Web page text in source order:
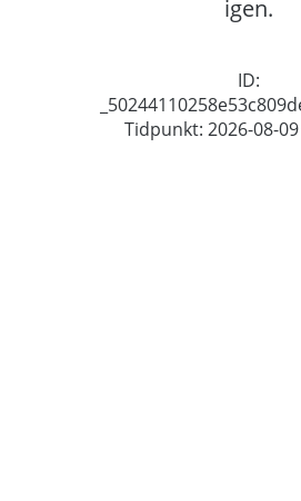
igen.
ID:
Tidpunkt: 2026-08-